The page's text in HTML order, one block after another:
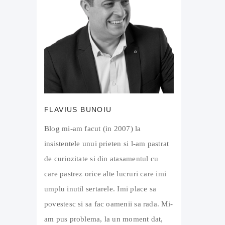
FLAVIUS BUNOIU
Blog mi-am facut (in 2007) la
insistentele unui prieten si l-am pastrat
de curiozitate si din atasamentul cu
care pastrez orice alte lucruri care imi
umplu inutil sertarele. Imi place sa
povestesc si sa fac oamenii sa rada. Mi-
am pus problema, la un moment dat,